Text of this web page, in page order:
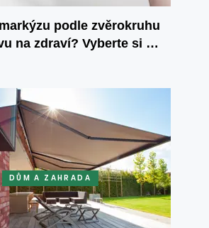
podle zvěrokruhu
na zdraví? Vyberte si z
DŮM A ZAHRADA